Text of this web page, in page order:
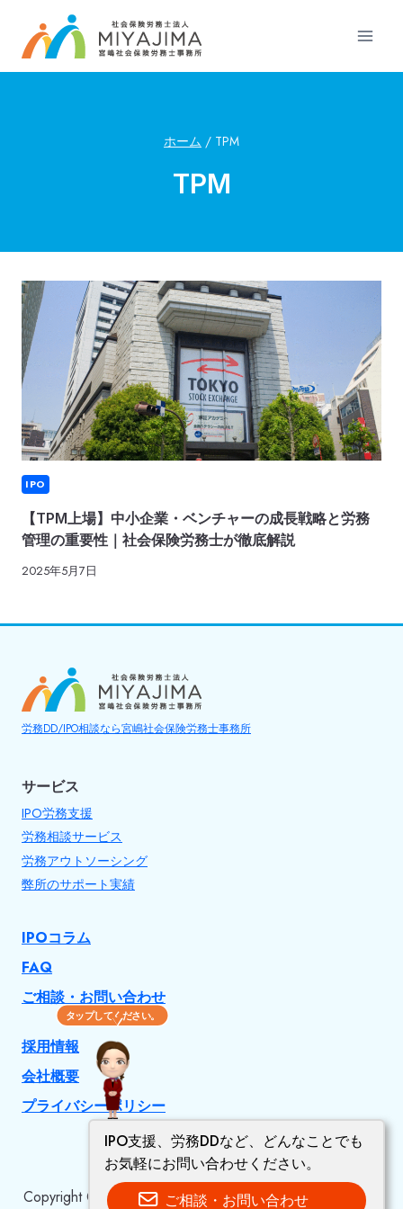
ス
ホーム / TPM
TPM
IPO
【TPM上場】中小企業・ベンチャーの成長戦略と労務
管理の重要性｜社会保険労務士が徹底解説
2025年5月7日
労務DD/IPO相談なら宮嶋社会保険労務士事務所
サービス
IPO労務支援
労務相談サービス
労務アウトソーシング
弊所のサポート実績
IPOコラム
FAQ
ご相談・お問い合わせ
採用情報
会社概要
プライバシーポリシー
Copyright © 2026 労務DD/IPO相談なら宮嶋社会保険労
IPO支援、労務DDなど、どんなことでも
お気軽にお問い合わせください。
ご相談・お問い合わせ
タップしてください。